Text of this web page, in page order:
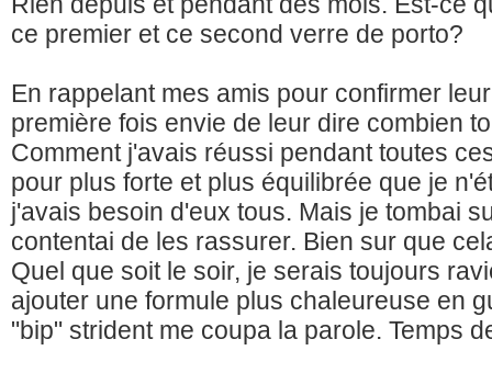
ce premier et ce second verre de porto?
En rappelant mes amis pour confirmer
première fois envie de leur dire combien
Comment j'avais réussi pendant toutes
pour plus forte et plus équilibrée que je
j'avais besoin d'eux tous. Mais je tombai
contentai de les rassurer. Bien sur que
Quel que soit le soir, je serais toujours
ajouter une formule plus chaleureuse en
"bip" strident me coupa la parole. Temps